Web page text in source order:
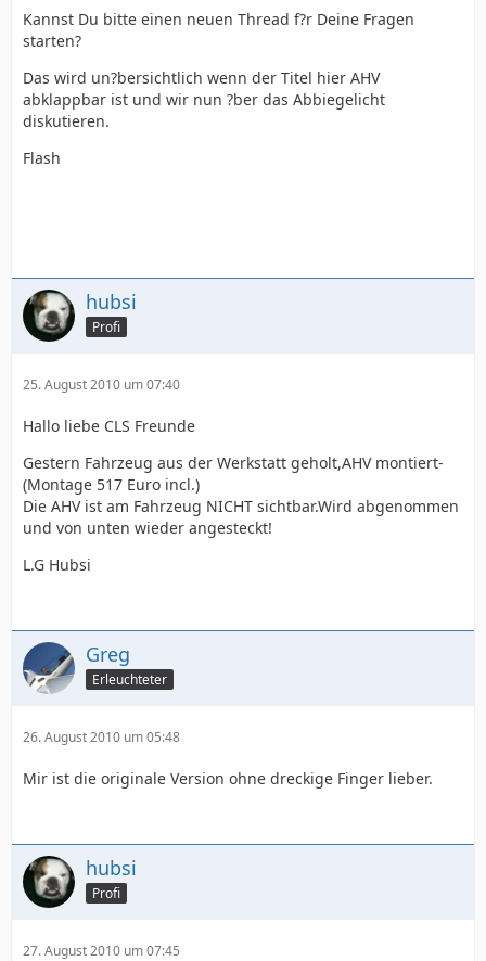
Kannst Du bitte einen neuen Thread f?r Deine Fragen
starten?
Das wird un?bersichtlich wenn der Titel hier AHV
abklappbar ist und wir nun ?ber das Abbiegelicht
diskutieren.
Flash
hubsi
Profi
25. August 2010 um 07:40
Hallo liebe CLS Freunde
Gestern Fahrzeug aus der Werkstatt geholt,AHV montiert-
(Montage 517 Euro incl.)
Die AHV ist am Fahrzeug NICHT sichtbar.Wird abgenommen
und von unten wieder angesteckt!
L.G Hubsi
Greg
Erleuchteter
26. August 2010 um 05:48
Mir ist die originale Version ohne dreckige Finger lieber.
hubsi
Profi
27. August 2010 um 07:45